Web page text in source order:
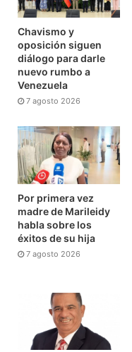
Chavismo y
oposición siguen
diálogo para darle
nuevo rumbo a
Venezuela
7 agosto 2026
Por primera vez
madre de Marileidy
habla sobre los
éxitos de su hija
7 agosto 2026